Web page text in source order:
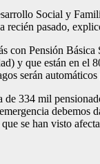
Social y
pasado,
con Pensión
y que están en
serán
334 mil
se han visto